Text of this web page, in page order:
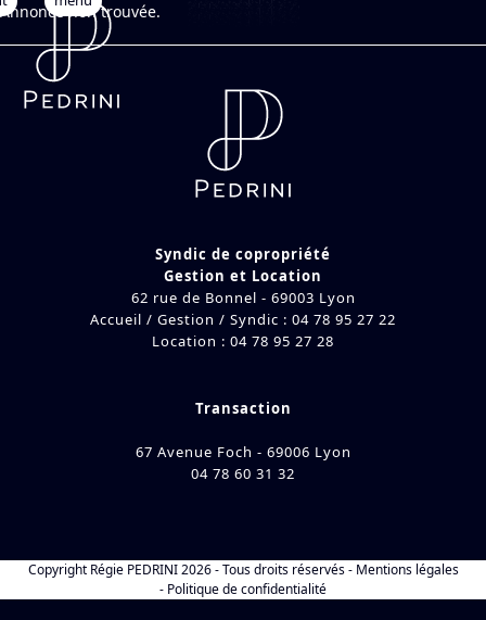
Skip
content
Open
mobile
Close
mobile
Annonce non trouvée.
Syndic de copropriété
Gestion et Location
62 rue de Bonnel - 69003 Lyon
Accueil / Gestion / Syndic : 04 78 95 27 22
Location : 04 78 95 27 28
Transaction
67 Avenue Foch - 69006 Lyon
04 78 60 31 32
Copyright Régie PEDRINI2026 - Tous droits réservés - Mentions légales
- Politique de confidentialité